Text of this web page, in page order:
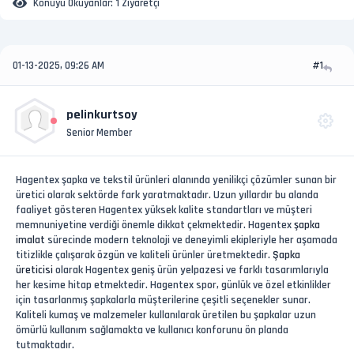
Konuyu Okuyanlar: 1 Ziyaretçi
01-13-2025, 09:26 AM #1
pelinkurtsoy
Senior Member
Hagentex şapka ve tekstil ürünleri alanında yenilikçi çözümler sunan bir
üretici olarak sektörde fark yaratmaktadır. Uzun yıllardır bu alanda
faaliyet gösteren Hagentex yüksek kalite standartları ve müşteri
memnuniyetine verdiği önemle dikkat çekmektedir. Hagentexşapka
imalat sürecinde modern teknoloji ve deneyimli ekipleriyle her aşamada
titizlikle çalışarak özgün ve kaliteli ürünler üretmektedir. Şapka
üreticisi olarak Hagentex geniş ürün yelpazesi ve farklı tasarımlarıyla
her kesime hitap etmektedir. Hagentex spor, günlük ve özel etkinlikler
için tasarlanmış şapkalarla müşterilerine çeşitli seçenekler sunar.
Kaliteli kumaş ve malzemeler kullanılarak üretilen bu şapkalar uzun
ömürlü kullanım sağlamakta ve kullanıcı konforunu ön planda
tutmaktadır.